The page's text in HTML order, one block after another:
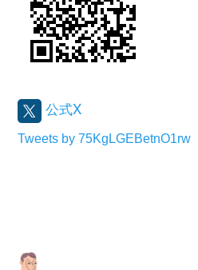
公式X
Tweets by 75KgLGEBetnO1rw